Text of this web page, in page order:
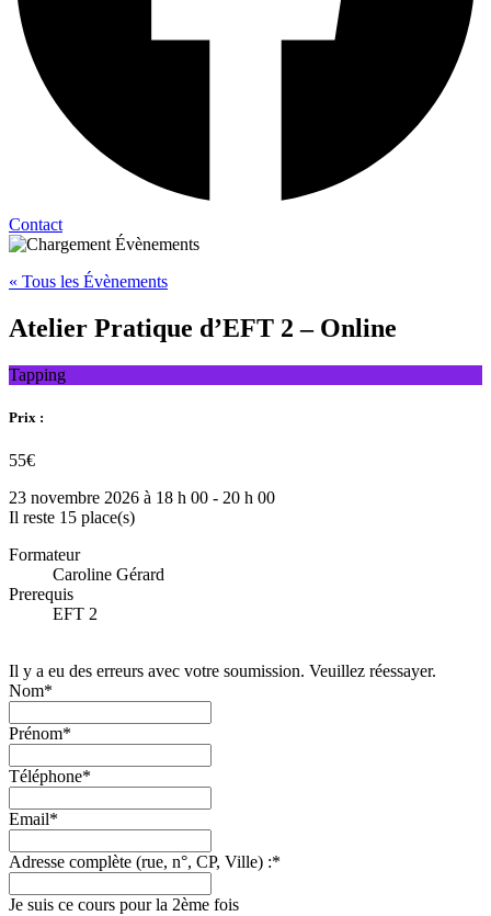
Contact
« Tous les Évènements
Atelier Pratique d’EFT 2 – Online
Tapping
Prix :
55€
23 novembre 2026 à 18 h 00 - 20 h 00
Il reste 15 place(s)
Formateur
Caroline Gérard
Prerequis
EFT 2
Il y a eu des erreurs avec votre soumission. Veuillez réessayer.
Nom*
Prénom*
Téléphone*
Email*
Adresse complète (rue, n°, CP, Ville) :*
Je suis ce cours pour la 2ème fois